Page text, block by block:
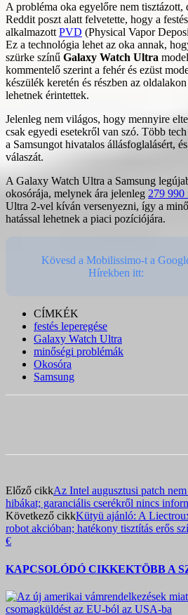
A probléma oka egyelőre nem tisztázott,
Reddit poszt alatt felvetette, hogy a
alkalmazottPVD (Physical Vapor
Ez a technológia lehet az oka annak,
szürke színű Galaxy Watch Ultra
kommentelő szerint a fehér és ezüst
készülék keretén és részben az
lehetnek érintettek.
Jelenleg nem világos, hogy mennyire
csak egyedi esetekről van szó. Több
a Samsungot hivatalos állásfoglalásért,
válaszát.
A Galaxy Watch Ultra a Samsung
okosórája, melynek ára jelenleg 279 990
Ultra 2-vel kíván versenyezni, így a
hatással lehetnek a piaci pozíciójára.
Kövesd a Mobilissimo-t a
Hírekben itt:
CÍMKÉK
festés leperegése
Galaxy Watch Ultra
minőségi problémák
Okosóra
Samsung
Előző cikkAz Intel augusztusi patch
hibákat; garanciális cserékről nincs
Következő cikkKütyü ajánló: A
robot akcióban; hatékony tisztítás erős
€
KAPCSOLÓDÓ CIKKEKTÖBB A